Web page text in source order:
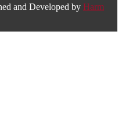
and Developed by Harm